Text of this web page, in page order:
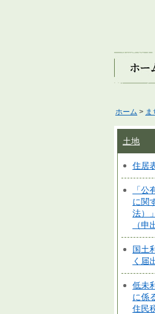
ホーム
ホーム > ま
土地
住居
「
に関
法）
（申
国土
く届
低未
に係
住民